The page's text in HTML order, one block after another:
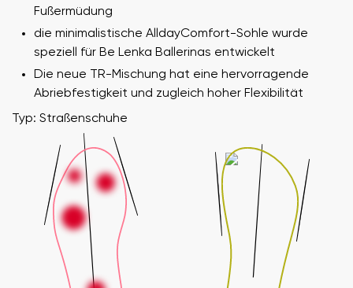
Fußermüdung
die minimalistische AlldayComfort-Sohle wurde
speziell für Be Lenka Ballerinas entwickelt
Die neue TR-Mischung hat eine hervorragende
Abriebfestigkeit und zugleich hoher Flexibilität
Typ: Straßenschuhe